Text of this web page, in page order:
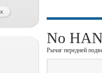
No
Рычаг передней